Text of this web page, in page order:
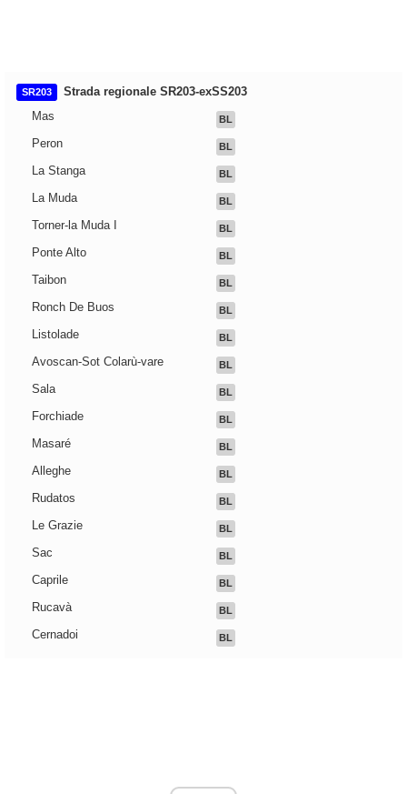
SR203
Strada regionale SR203-exSS203
Mas
BL
Peron BL
La Stanga BL
La Muda BL
Torner-la Muda I BL
Ponte Alto BL
Taibon BL
Ronch De Buos BL
Listolade BL
Avoscan-Sot Colarù-vare BL
Sala BL
Forchiade BL
Masaré BL
Alleghe BL
Rudatos BL
Le Grazie BL
Sac BL
Caprile BL
Rucavà BL
Cernadoi BL